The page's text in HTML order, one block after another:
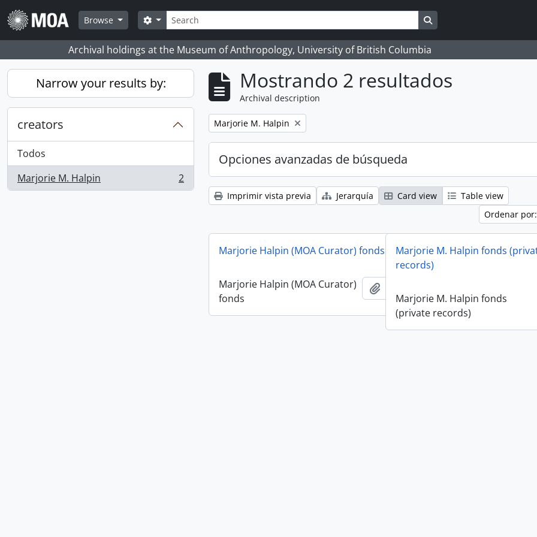
Skip to main content
Browse
Búsqueda
Search options Search in browse page
Archival holdings at the Museum of Anthropology, University of British Columbia
Narrow your results by:
creators
Todos
Marjorie M. Halpin
, 2 resultados 2
Mostrando 2 resultados
Archival description
Remove filter:
Marjorie M. Halpin
Opciones avanzadas de búsqueda
Imprimir vista previa Jerarquía Card view
Table view
Ordenar
Marjorie Halpin (MOA Curator) fonds
Marjorie Halpin (MOA Curator)
fonds
Marjorie M. Halpin fonds
records)
Marjorie M. Halpin fonds
(private records)